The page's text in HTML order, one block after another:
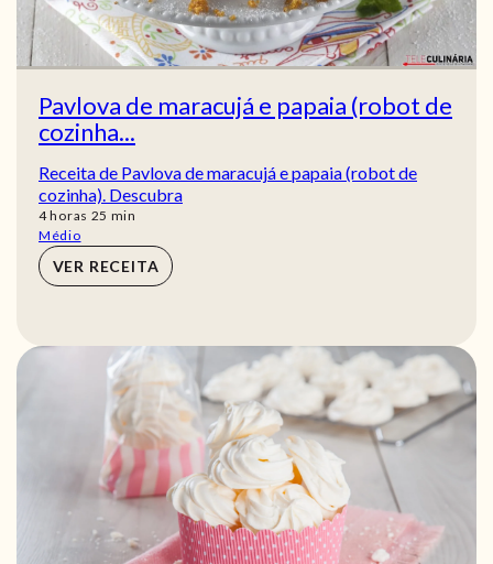
Pavlova de maracujá e papaia (robot de
cozinha...
Receita de Pavlova de maracujá e papaia (robot de
cozinha). Descubra
4horas
horas 25 min
min
Médio
VER RECEITA